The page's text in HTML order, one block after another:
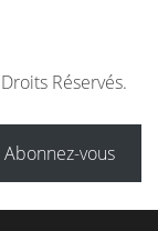
Réservés.
Abonnez-vous